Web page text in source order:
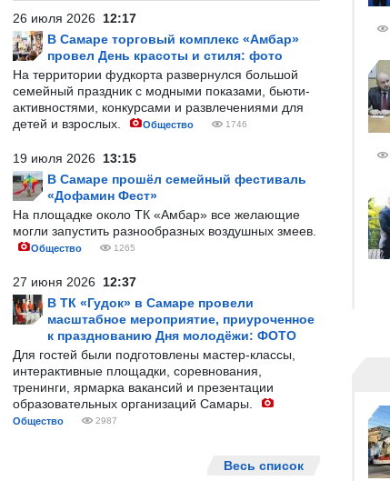
26 июля 2026 12:17
В Самаре торговый комплекс «Амбар»
провел День красоты и стиля: фото
На территории фудкорта развернулся большой
семейный праздник с модными показами, бьюти-
активностями, конкурсами и развлечениями для
детей и взрослых.
Общество 1746
19 июля 2026 13:15
В Самаре прошёл семейный фестиваль
«Дофамин Фест»
На площадке около ТК «Амбар» все желающие
могли запустить разнообразных воздушных змеев.
Общество 1265
27 июня 2026 12:37
В ТК «Гудок» в Самаре провели
масштабное мероприятие, приуроченное
к празднованию Дня молодёжи: ФОТО
Для гостей были подготовлены мастер-классы,
интерактивные площадки, соревнования,
тренинги, ярмарка вакансий и презентации
образовательных организаций Самары.
Общество 2987
Весь список